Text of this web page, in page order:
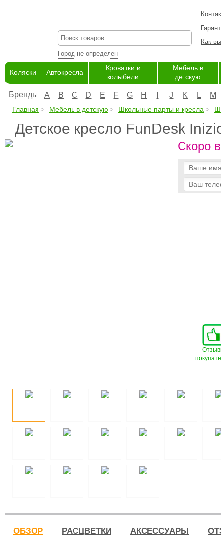
Город не определен
Как
Коляски Автокресла
Кроватки и
колыбели
Мебель в
детскую
Бренды A B C D E F G H J K L M
Главная Мебель в детскую Школьные парты и кресла
Детское кресло FunDesk
Скоро
ОБЗОР РАСЦВЕТКИ АКСЕССУАРЫ